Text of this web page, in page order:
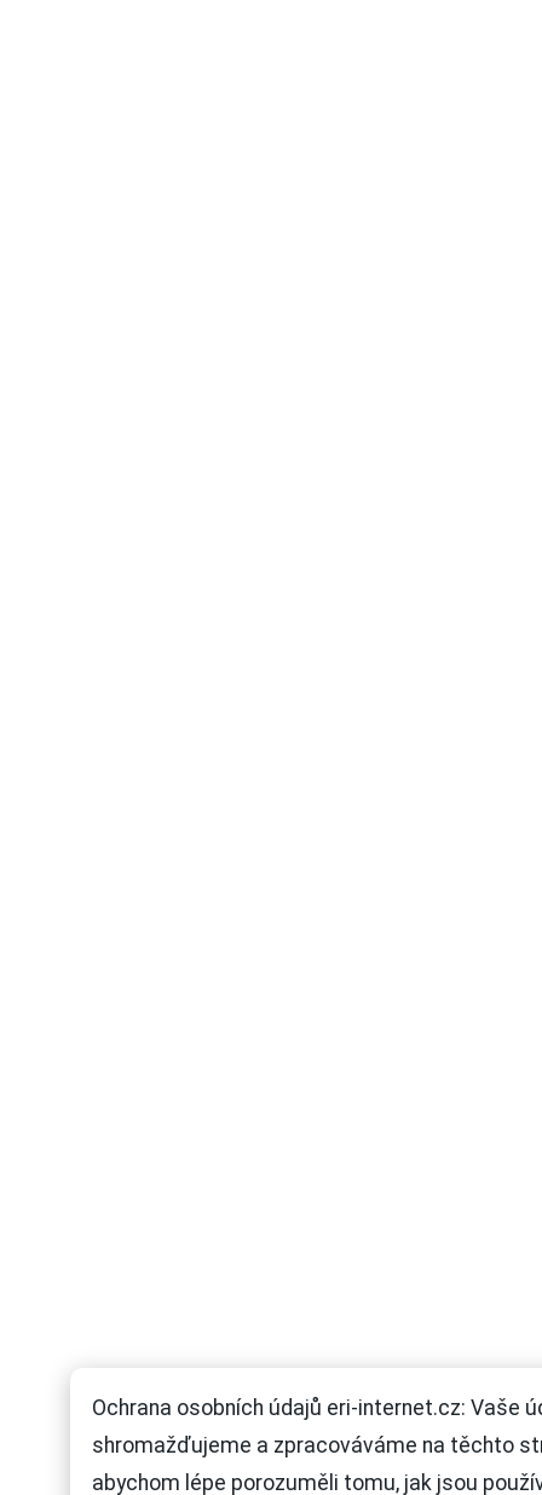
Ochrana osobních údajů eri-internet.cz: Vaše
shromažďujeme a zpracováváme na těchto
abychom lépe porozuměli tomu, jak jsou